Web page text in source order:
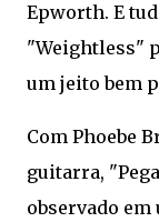
Epworth. E
"Weightless"
um jeito bem
Com Phoebe
guitarra,
observado